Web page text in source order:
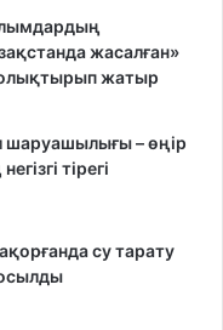
жасалған»
жатыр
– өңір
тірегі
су тарату